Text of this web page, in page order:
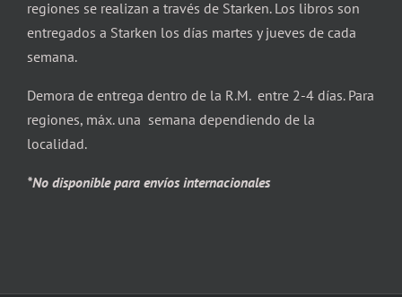
regiones se realizan a través de Starken. Los libros son
entregados a Starken los días martes y jueves de cada
semana.
Demora de entrega dentro de la R.M. entre 2-4 días. Para
regiones, máx. una semana dependiendo de la
localidad.
*No disponible para envíos internacionales